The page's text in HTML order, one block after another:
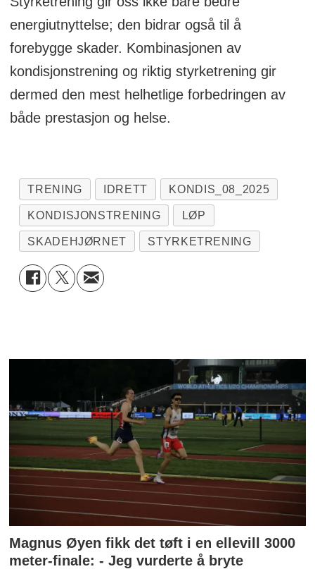
energiutnyttelse; den bidrar også til å
forebygge skader. Kombinasjonen av
kondisjonstrening og riktig styrketrening gir
dermed den mest helhetlige forbedringen av
både prestasjon og helse.
TRENING IDRETT KONDIS_08_2025
KONDISJONSTRENING LØP
SKADEHJØRNET STYRKETRENING
Magnus Øyen fikk det tøft i en ellevill 3000
meter-finale: - Jeg vurderte å bryte